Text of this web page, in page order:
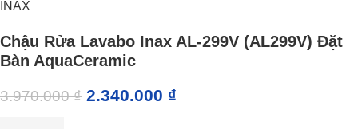
INAX
Chậu Rửa Lavabo Inax AL-299V (AL299V) Đặt
Bàn AquaCeramic
3.970.000₫ 2.340.000 ₫